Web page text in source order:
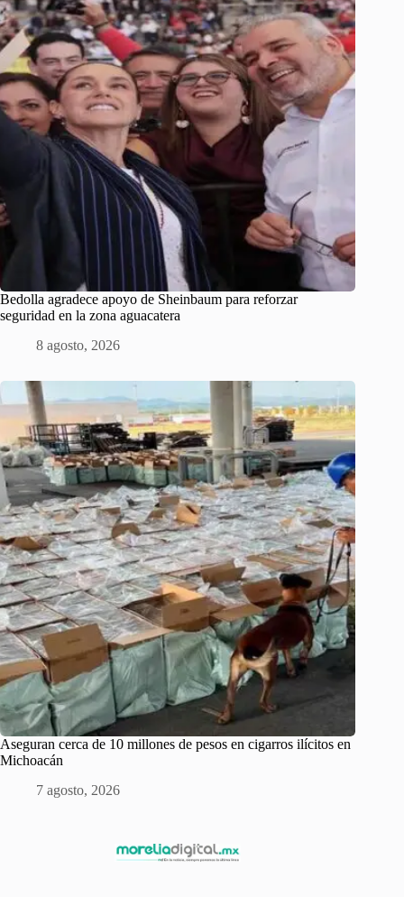
Bedolla agradece apoyo de Sheinbaum para reforzar
seguridad en la zona aguacatera
8 agosto, 2026
Aseguran cerca de 10 millones de pesos en cigarros ilícitos en
Michoacán
7 agosto, 2026